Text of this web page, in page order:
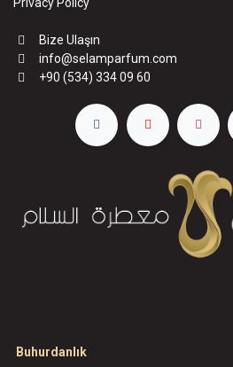
Privacy Policy
Bize Ulaşın
info@selamparfum.com
+90 (534) 334 09 60
Buhurdanlık